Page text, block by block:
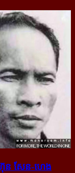
ហ៊ុន សែន-ហេង